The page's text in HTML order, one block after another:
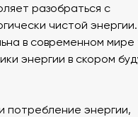
разобраться с
чистой
в современном мире
энергии в скором
потребление энергии,